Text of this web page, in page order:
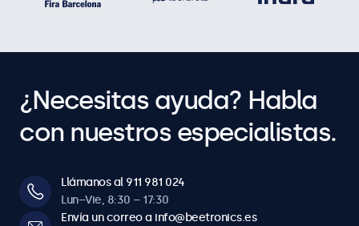
¿Necesitas ayuda? Habla
con nuestros especialistas.
Llámanos al 911 981 024
Lun–Vie, 8:30 – 17:30
Envía un correo a info@beetronics.es